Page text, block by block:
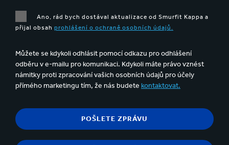
Ano, rád bych dostával aktualizace od Smurfit Kappa a
přijal obsah prohlášení o ochraně osobních údajů.
Můžete se kdykoli odhlásit pomocí odkazu pro odhlášení
odběru v e-mailu pro komunikaci. Kdykoli máte právo vznést
námitky proti zpracování vašich osobních údajů pro účely
přímého marketingu tím, že nás budete kontaktovat.